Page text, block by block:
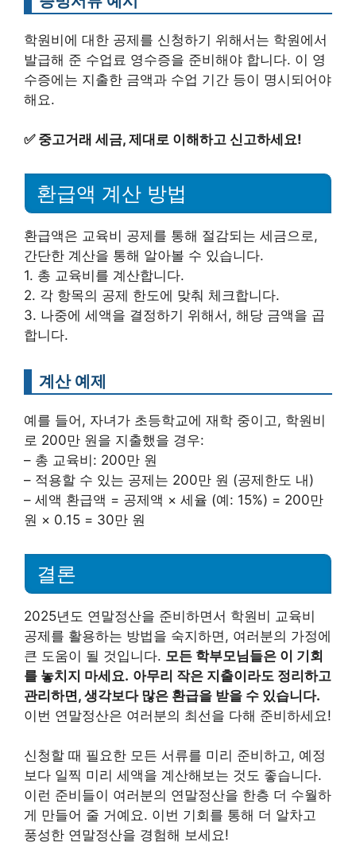
학원비에 대한 공제를 신청하기 위해서는 학원에서
발급해 준 수업료 영수증을 준비해야 합니다. 이 영
수증에는 지출한 금액과 수업 기간 등이 명시되어야
해요.
✅ 중고거래 세금, 제대로 이해하고 신고하세요!
환급액 계산 방법
환급액은 교육비 공제를 통해 절감되는 세금으로,
간단한 계산을 통해 알아볼 수 있습니다.
1. 총 교육비를 계산합니다.
2. 각 항목의 공제 한도에 맞춰 체크합니다.
3. 나중에 세액을 결정하기 위해서, 해당 금액을 곱
합니다.
계산 예제
예를 들어, 자녀가 초등학교에 재학 중이고, 학원비
로 200만 원을 지출했을 경우:
– 총 교육비: 200만 원
– 적용할 수 있는 공제는 200만 원 (공제한도 내)
– 세액 환급액 = 공제액 × 세율 (예: 15%) = 200만
원 × 0.15 = 30만 원
결론
2025년도 연말정산을 준비하면서 학원비 교육비
공제를 활용하는 방법을 숙지하면, 여러분의 가정에
큰 도움이 될 것입니다. 모든 학부모님들은 이 기회
를 놓치지 마세요. 아무리 작은 지출이라도 정리하고
관리하면, 생각보다 많은 환급을 받을 수 있습니다.
이번 연말정산은 여러분의 최선을 다해 준비하세요!
신청할 때 필요한 모든 서류를 미리 준비하고, 예정
보다 일찍 미리 세액을 계산해보는 것도 좋습니다.
이런 준비들이 여러분의 연말정산을 한층 더 수월하
게 만들어 줄 거예요. 이번 기회를 통해 더 알차고
풍성한 연말정산을 경험해 보세요!